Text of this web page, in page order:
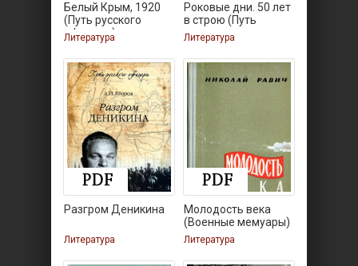
Белый Крым, 1920
(Путь русского
офицера)
Литература
Роковые дни. 50 лет
в строю (Путь
Литература
Разгром Деникина
Литература
Молодость века
(Военные мемуары)
Литература